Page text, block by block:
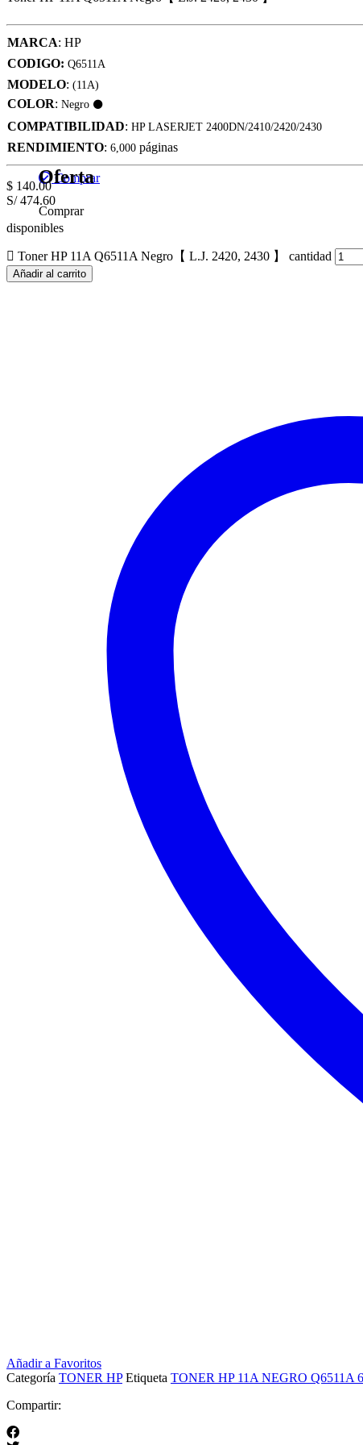
Comprar
Oferta
Comprar
MARCA: HP
CODIGO: Q6511A
MODELO: (11A)
COLOR: Negro ⚫
COMPATIBILIDAD: HP LASERJET 2400DN/2410/2420/2430
RENDIMIENTO: 6,000 páginas
$ 140.00
S/ 474.60
disponibles
Toner HP 11A Q6511A Negro【 L.J. 2420, 2430 】 cantidad
Añadir al carrito
Añadir a Favoritos
Categoría TONER HP Etiqueta TONER HP 11A NEGRO Q6511A
Compartir: